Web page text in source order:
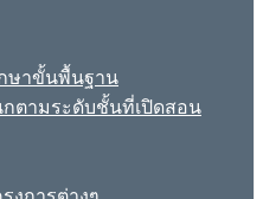
ษาขั้นพื้นฐาน
กตามระดับชั้นที่เปิดสอน